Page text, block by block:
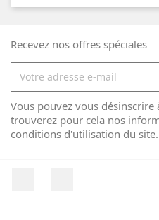
Recevez nos offres spéciales
Vous pouvez vous
trouverez pour cela nos
conditions d'utilisation du site.